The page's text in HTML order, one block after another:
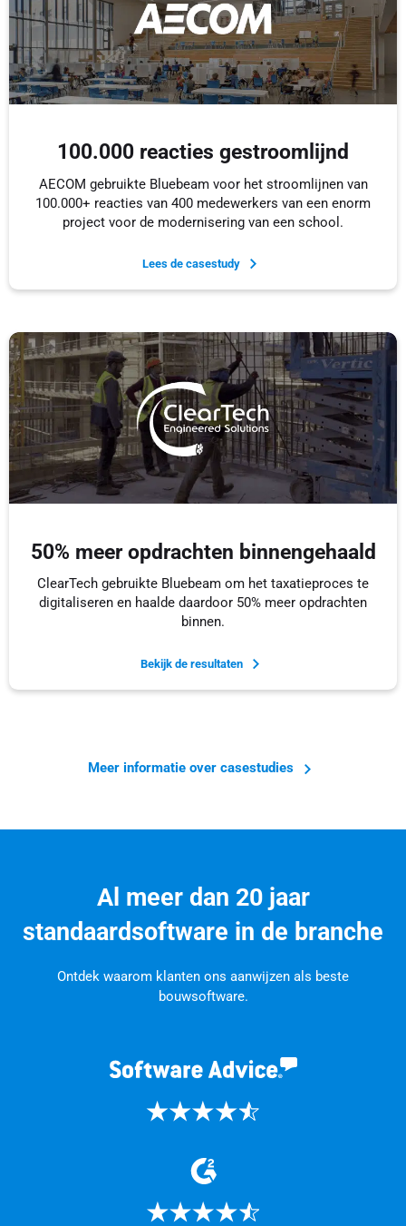
100.000 reacties gestroomlijnd
AECOM gebruikte Bluebeam voor het stroomlijnen van
100.000+ reacties van 400 medewerkers van een enorm
project voor de modernisering van een school.
Lees de casestudy
50% meer opdrachten binnengehaald
ClearTech gebruikte Bluebeam om het taxatieproces te
digitaliseren en haalde daardoor 50% meer opdrachten
binnen.
Bekijk de resultaten
Meer informatie over casestudies
Al meer dan 20 jaar
standaardsoftware in de branche
Ontdek waarom klanten ons aanwijzen als beste
bouwsoftware.